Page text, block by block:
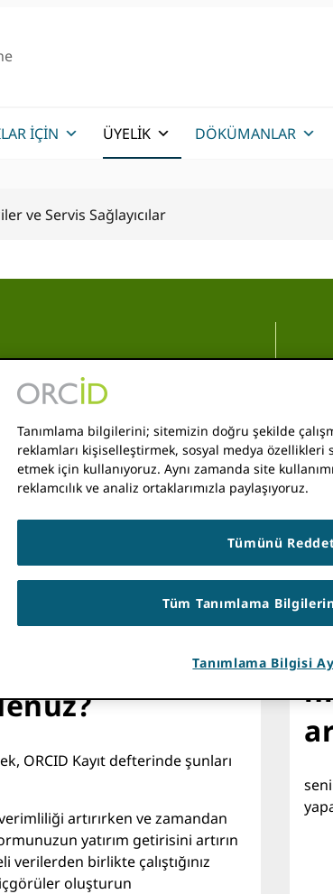
IÇIN ÜYELIK DÖKÜMANLAR
ve Servis Sağlayıcılar
ve Servis
ORCID Kayıt defterinde şunları
artırırken ve zamandan
yatırım getirisini artırın
verilerden birlikte çalıştığınız
oluşturun
Tanımlama bilgilerini; sitemizin doğru şekilde
reklamları kişiselleştirmek, sosyal medya
etmek için kullanıyoruz. Aynı zamanda site
reklamcılık ve analiz ortaklarımızla paylaşıyoruz.
Tümünü
Tüm Tanımlama
Tanımlama Bilgisi